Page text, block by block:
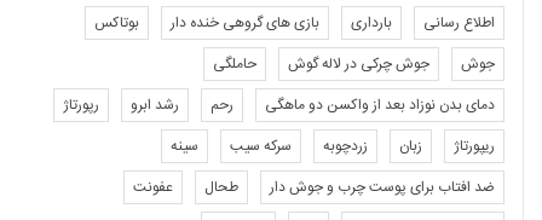
اطلاع رسانی
بارداری بازی های گروهی خنده دار
بوتاکس
جوش
جوش چرکی در لاله گوش
حاملگی
دمای بدن نوزاد بعد از واکسن دو ماهگی
رحم رشد ابرو
رپورتاژ
ریپورتاژ
زبان زردچوبه سرکه سیب
سینه
ضد افتاب برای پوست چرب و جوش دار
طحال
عفونت